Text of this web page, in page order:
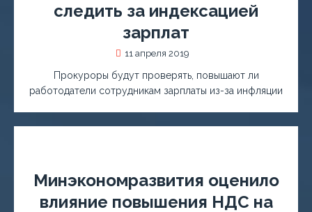
следить за индексацией
зарплат
11 апреля 2019
Прокуроры будут проверять, повышают ли
работодатели сотрудникам зарплаты из-за инфляции
Минэкономразвития оценило
влияние повышения НДС на